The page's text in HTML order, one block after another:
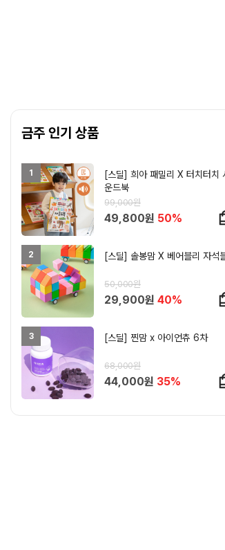
금주 인기 상품
1
[스딜] 희아 패밀리 X 터치터치
운드북
99,000원
49,800원 50%
2 [스딜] 솔봉맘 X 베어블리 자석
50,000원
29,900원 40%
3 [스딜] 찐맘 x 아이언츄 6차
68,000원
44,000원 35%